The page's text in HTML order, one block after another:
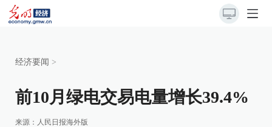
经济要闻 >
前10月绿电交易电量增长39.4%
来源： 人民日报海外版